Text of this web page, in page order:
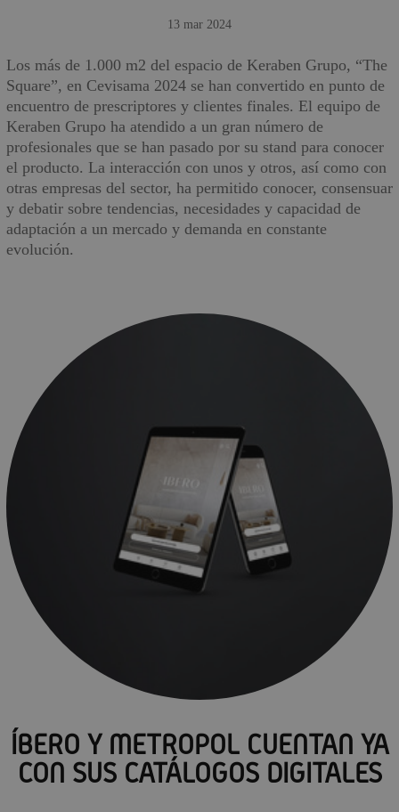
13 mar 2024
Los más de 1.000 m2 del espacio de Keraben Grupo, “The
Square”, en Cevisama 2024 se han convertido en punto de
encuentro de prescriptores y clientes finales. El equipo de
Keraben Grupo ha atendido a un gran número de
profesionales que se han pasado por su stand para conocer
el producto. La interacción con unos y otros, así como con
otras empresas del sector, ha permitido conocer, consensuar
y debatir sobre tendencias, necesidades y capacidad de
adaptación a un mercado y demanda en constante
evolución.
ÍBERO Y METROPOL CUENTAN YA
CON SUS CATÁLOGOS DIGITALES